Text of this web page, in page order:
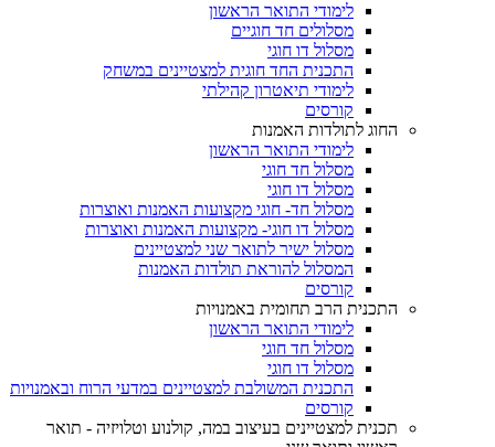
לימודי התואר הראשון
מסלולים חד חוגיים
מסלול דו חוגי
התכנית החד חוגית למצטיינים במשחק
לימודי תיאטרון קהילתי
קורסים
החוג לתולדות האמנות
לימודי התואר הראשון
מסלול חד חוגי
מסלול דו חוגי
מסלול חד- חוגי מקצועות האמנות ואוצרות
מסלול דו חוגי- מקצועות האמנות ואוצרות
מסלול ישיר לתואר שני למצטיינים
המסלול להוראת תולדות האמנות
קורסים
התכנית הרב תחומית באמנויות
לימודי התואר הראשון
מסלול חד חוגי
מסלול דו חוגי
התכנית המשולבת למצטיינים במדעי הרוח ובאמנויות
קורסים
תכנית למצטיינים בעיצוב במה, קולנוע וטלויזיה - תואר